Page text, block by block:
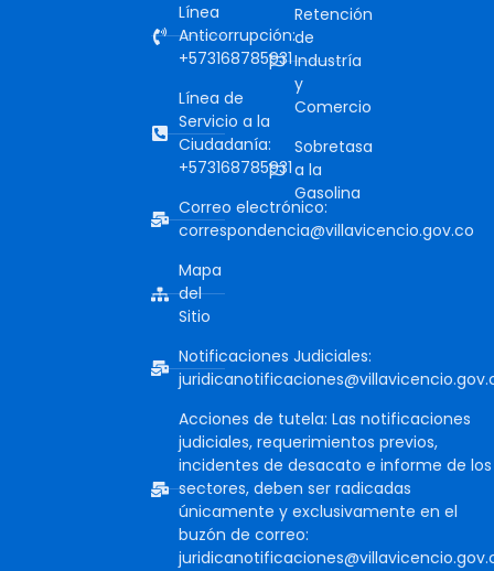
Línea
Anticorrupción:
+573168785931
Línea de
Servicio a la
Ciudadanía:
+573168785931
Correo electrónico:
correspondencia@villavicencio.gov.co
Mapa
del
Sitio
Notificaciones Judiciales:
Acciones de tutela: Las notificaciones
judiciales, requerimientos previos,
incidentes de desacato e informe de los
sectores, deben ser radicadas
únicamente y exclusivamente en el
buzón de correo:
Retención
de
Industría
y
Comercio
Sobretasa
a la
Gasolina